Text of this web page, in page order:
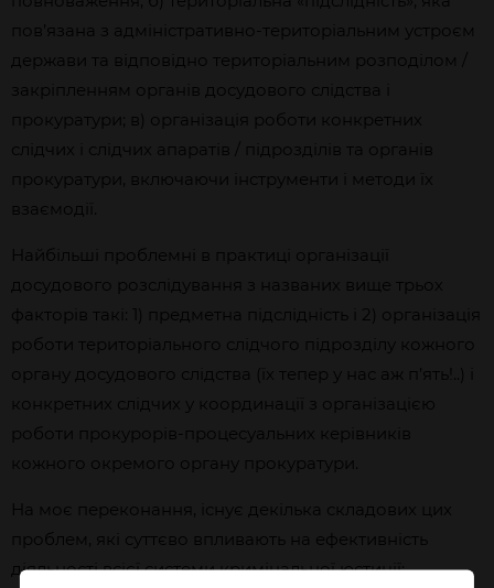
пов’язана з адміністративно-територіальним устроєм
держави та відповідно територіальним розподілом /
закріпленням органів досудового слідства і
прокуратури; в) організація роботи конкретних
слідчих і слідчих апаратів / підрозділів та органів
прокуратури, включаючи інструменти і методи їх
взаємодії.
Найбільші проблемні в практиці організації
досудового розслідування з названих вище трьох
факторів такі: 1) предметна підслідність і 2) організація
роботи територіального слідчого підрозділу кожного
органу досудового слідства (їх тепер у нас аж п’ять!..) і
конкретних слідчих у координації з організацією
роботи прокурорів-процесуальних керівників
кожного окремого органу прокуратури.
На моє переконання, існує декілька складових цих
проблем, які суттєво впливають на ефективність
діяльності всієї системи кримінальної юстиції: